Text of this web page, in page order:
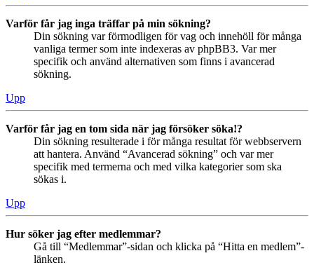
Varför får jag inga träffar på min sökning?
Din sökning var förmodligen för vag och innehöll för många
vanliga termer som inte indexeras av phpBB3. Var mer
specifik och använd alternativen som finns i avancerad
sökning.
Upp
Varför får jag en tom sida när jag försöker söka!?
Din sökning resulterade i för många resultat för webbservern
att hantera. Använd “Avancerad sökning” och var mer
specifik med termerna och med vilka kategorier som ska
sökas i.
Upp
Hur söker jag efter medlemmar?
Gå till “Medlemmar”-sidan och klicka på “Hitta en medlem”-
länken.